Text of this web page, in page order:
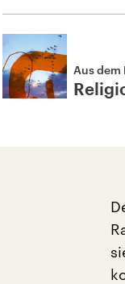
Aus dem